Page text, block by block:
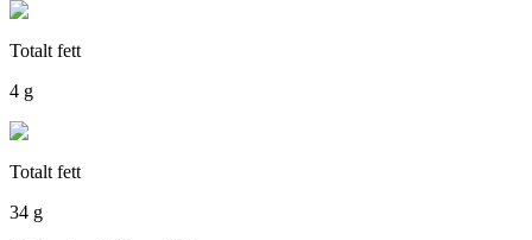
Totalt fett
4 g
Totalt fett
34 g